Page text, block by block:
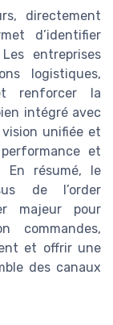
directement
d’identifier
entreprises
logistiques,
renforcer la
intégré avec
unifiée et
et
En résumé, le
de l’order
majeur pour
commandes,
et offrir une
des canaux